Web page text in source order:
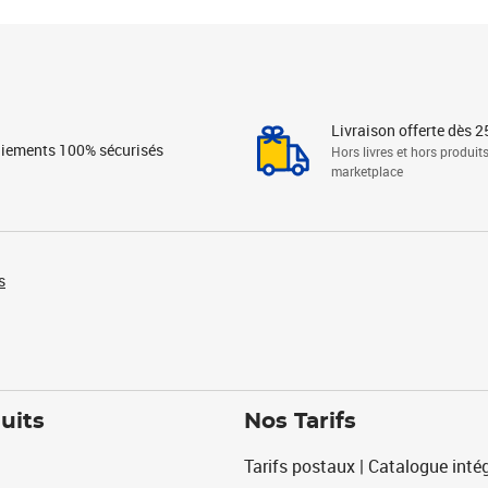
100% sécurisés
Livraison offerte dès
Hors livres et hors produits
marketplace
Nos Tarifs
Tarifs postaux | Catalogue